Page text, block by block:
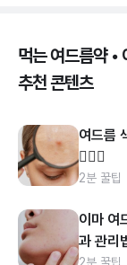
먹는 여드름약 •
추천 콘텐츠
여드름
👩🏻‍⚕️
2분 꿀팁
이마 여
과 관리